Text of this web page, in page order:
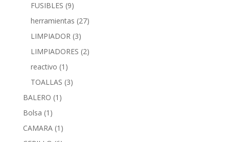
FUSIBLES (9)
herramientas (27)
LIMPIADOR (3)
LIMPIADORES (2)
reactivo (1)
TOALLAS (3)
BALERO (1)
Bolsa (1)
CAMARA (1)